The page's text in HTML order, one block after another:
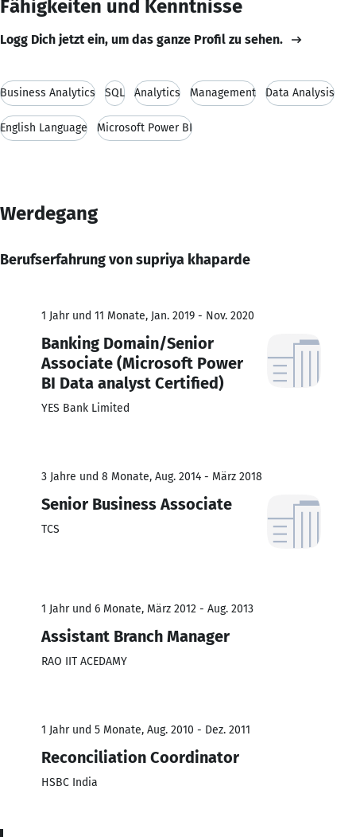
Fähigkeiten und Kenntnisse
Logg Dich jetzt ein, um das ganze Profil zu sehen.
Business Analytics SQL Analytics Management Data Analysis
English Language Microsoft Power BI
Werdegang
Berufserfahrung von supriya khaparde
1 Jahr und 11 Monate, Jan. 2019 - Nov. 2020
Banking Domain/Senior
Associate (Microsoft Power
BI Data analyst Certified)
YES Bank Limited
3 Jahre und 8 Monate, Aug. 2014 - März 2018
Senior Business Associate
TCS
1 Jahr und 6 Monate, März 2012 - Aug. 2013
Assistant Branch Manager
RAO IIT ACEDAMY
1 Jahr und 5 Monate, Aug. 2010 - Dez. 2011
Reconciliation Coordinator
HSBC India